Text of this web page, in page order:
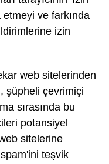
ve farkında
izin
web sitelerinden
şüpheli çevrimiçi
sırasında bu
potansiyel
sitelerine
teşvik